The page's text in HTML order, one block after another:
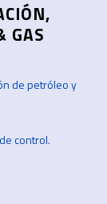
GAS
de petróleo y
control.